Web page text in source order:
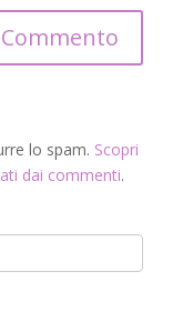
lo spam. Scopri
dai commenti.